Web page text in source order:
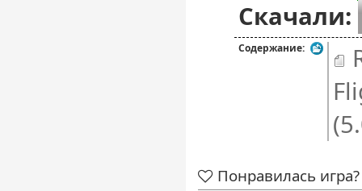
Скачали:
Содержание:
Понравилась